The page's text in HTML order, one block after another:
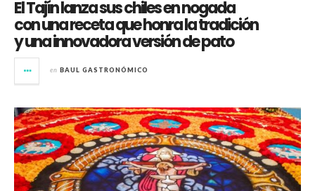
El Tajín lanza sus chiles en nogada
con una receta que honra la tradición
y una innovadora versión de pato
en BAUL GASTRONÓMICO